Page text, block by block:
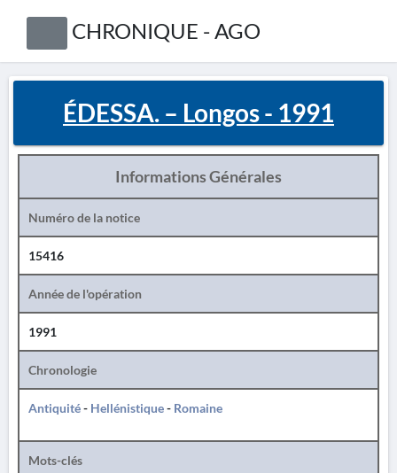
CHRONIQUE - AGO
ÉDESSA. – Longos - 1991
Informations Générales
Numéro de la notice
15416
Année de l'opération
1991
Chronologie
Antiquité- Hellénistique- Romaine
Mots-clés